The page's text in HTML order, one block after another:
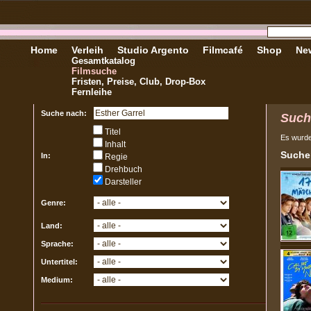
Home Verleih
Gesamtkatalog
Filmsuche
Fristen, Preise, Club, Drop-Box
Fernleihe
Studio Argento Filmcafé Shop
Suche nach:
In:
Titel
Inhalt
Regie
Drehbuch
Darsteller
Genre:
Land:
Sprache:
Untertitel:
Medium:
Es